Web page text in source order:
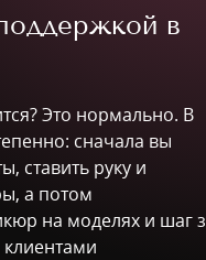
в
Это нормально. В
сначала вы
ставить руку и
а потом
на моделях и шаг